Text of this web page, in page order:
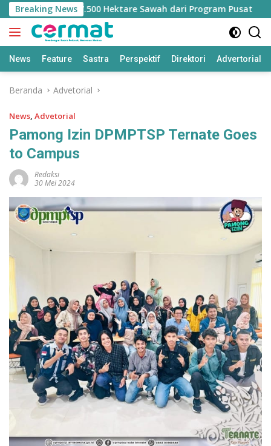
Langsung
ke
konten
Breaking News
Jatah 7.500 Hektare Sawah dari Program Pusat
News Feature Sastra Perspektif Direktori Advertorial
Beranda Advetorial
News, Advetorial
Pamong Izin DPMPTSP Ternate Goes
to Campus
Redaksi
30 Mei 2024